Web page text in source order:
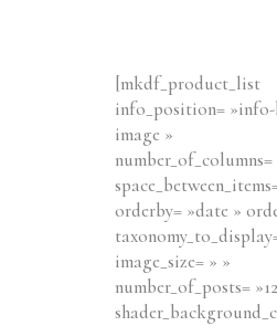
[mkdf_product_list
info_position=
image »
orderby= »date »
image_size= » »
number_of_posts=